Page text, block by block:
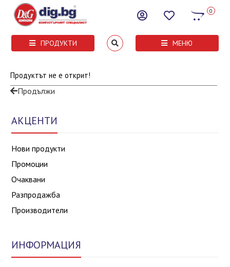
0
ПРОДУКТИ МЕНЮ
Продуктът не е открит!
Продължи
АКЦЕНТИ
Нови продукти
Промоции
Очаквани
Разпродажба
Производители
ИНФОРМАЦИЯ